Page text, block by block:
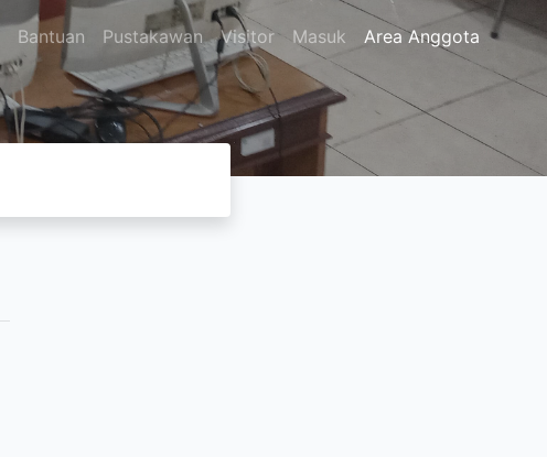
Bantuan Pustakawan Visitor Masuk Area Anggota